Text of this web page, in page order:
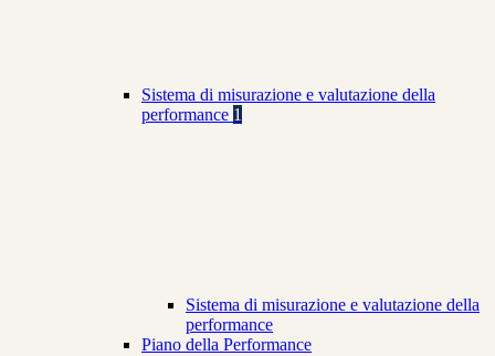
Sistema di misurazione e valutazione della
performance 1
Sistema di misurazione e valutazione della
performance
Piano della Performance